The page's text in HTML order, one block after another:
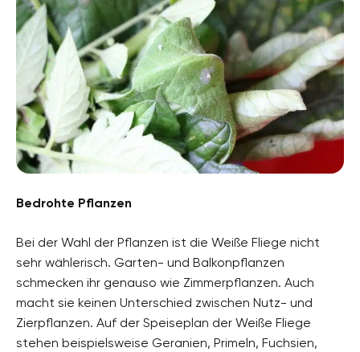
Bedrohte Pflanzen
Bei der Wahl der Pflanzen ist die Weiße Fliege nicht
sehr wählerisch. Garten- und Balkonpflanzen
schmecken ihr genauso wie Zimmerpflanzen. Auch
macht sie keinen Unterschied zwischen Nutz- und
Zierpflanzen. Auf der Speiseplan der Weiße Fliege
stehen beispielsweise Geranien, Primeln, Fuchsien,